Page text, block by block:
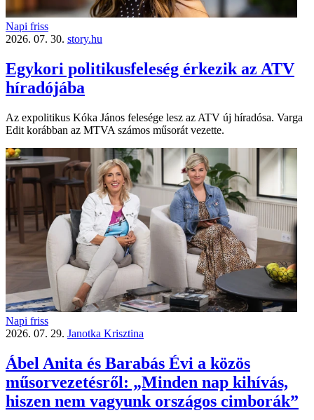
Napi friss
2026. 07. 30. story.hu
Egykori politikusfeleség érkezik az ATV
híradójába
Az expolitikus Kóka János felesége lesz az ATV új híradósa. Varga
Edit korábban az MTVA számos műsorát vezette.
Napi friss
2026. 07. 29. Janotka Krisztina
Ábel Anita és Barabás Évi a közös
műsorvezetésről: „Minden nap kihívás,
hiszen nem vagyunk országos cimborák”